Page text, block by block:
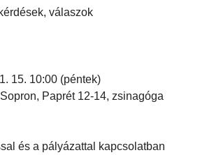
válaszok
15. 10:00 (péntek)
Paprét 12-14, zsinagóga
és a pályázattal kapcsolatban